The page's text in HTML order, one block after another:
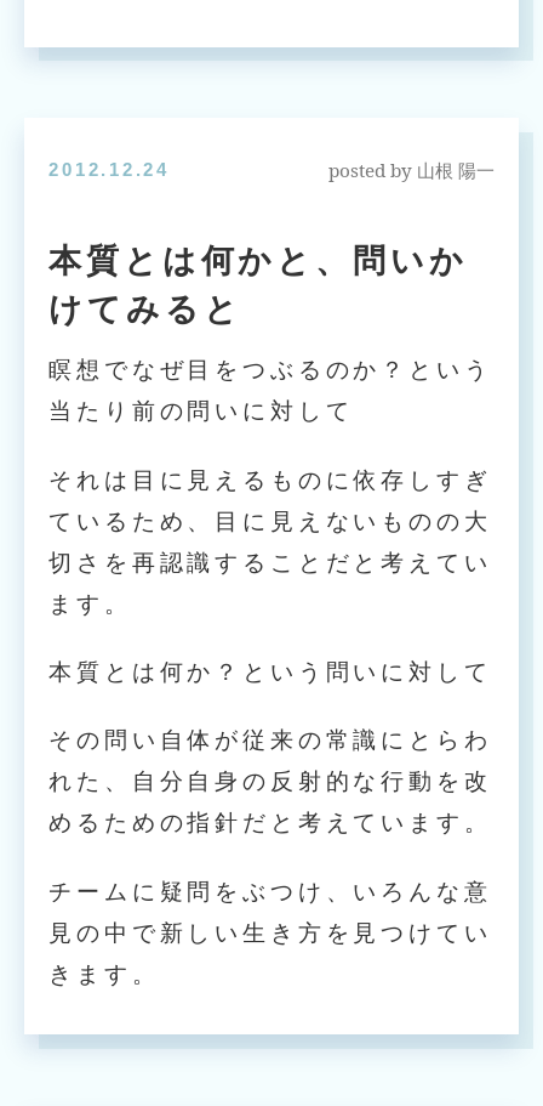
2012.12.24 posted by 山根 陽一
本質とは何かと、問いか
けてみると
瞑想でなぜ目をつぶるのか？という
当たり前の問いに対して
それは目に見えるものに依存しすぎ
ているため、目に見えないものの大
切さを再認識することだと考えてい
ます。
本質とは何か？という問いに対して
その問い自体が従来の常識にとらわ
れた、自分自身の反射的な行動を改
めるための指針だと考えています。
チームに疑問をぶつけ、いろんな意
見の中で新しい生き方を見つけてい
きます。